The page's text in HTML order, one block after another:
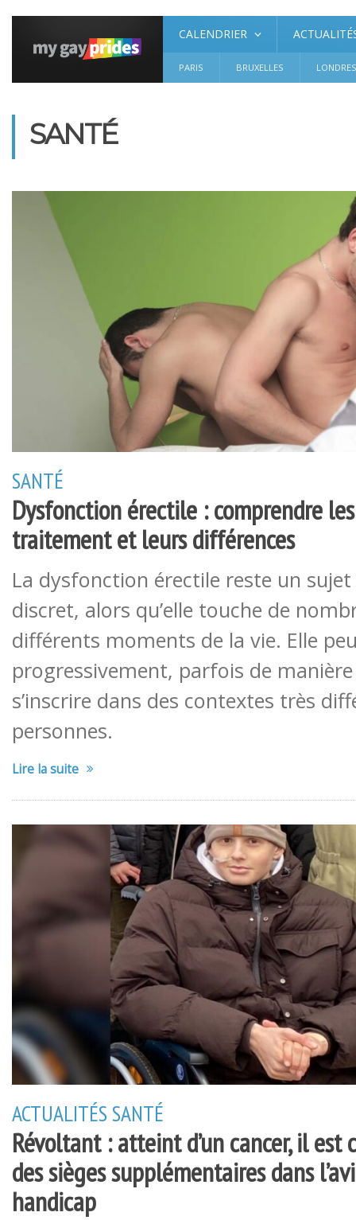
CALENDRIER
PARIS BRUXELLES LONDRES
SANTÉ
SANTÉ
Dysfonction érectile : comprendre
traitement et leurs différences
La dysfonction érectile reste un
discret, alors qu’elle touche de
différents moments de la vie. Elle
progressivement, parfois de
s’inscrire dans des contextes très
personnes.
Lire la suite
ACTUALITÉSSANTÉ
Révoltant : atteint d’un cancer, il est
des sièges supplémentaires dans
handicap